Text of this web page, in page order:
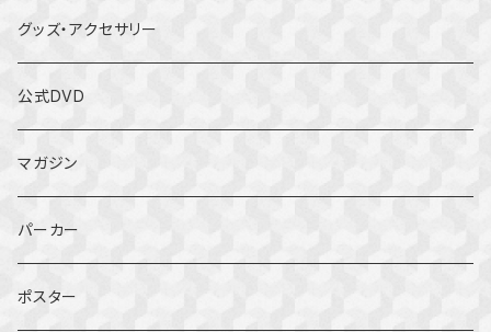
グッズ・アクセサリー
公式DVD
マガジン
パーカー
ポスター